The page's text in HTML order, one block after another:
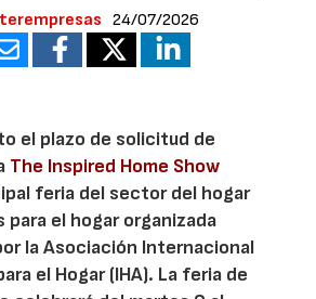
24/07/2026
el plazo de solicitud de
The Inspired Home Show
feria del sector del hogar
para el hogar organizada
la Asociación Internacional
el Hogar (IHA). La feria de